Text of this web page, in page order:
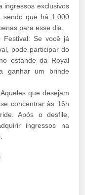
ingressos exclusivos
que há 1.000
para esse dia.
Festival: Se você já
pode participar do
estande da Royal
ganhar um brinde
que desejam
concentrar às 16h
Após o desfile,
ingressos na